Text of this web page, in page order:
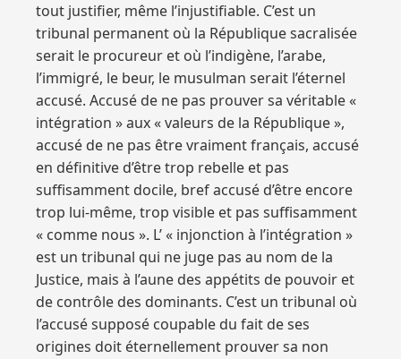
tout justifier, même l’injustifiable. C’est un
tribunal permanent où la République sacralisée
serait le procureur et où l’indigène, l’arabe,
l’immigré, le beur, le musulman serait l’éternel
accusé. Accusé de ne pas prouver sa véritable «
intégration » aux « valeurs de la République »,
accusé de ne pas être vraiment français, accusé
en définitive d’être trop rebelle et pas
suffisamment docile, bref accusé d’être encore
trop lui-même, trop visible et pas suffisamment
« comme nous ». L’ « injonction à l’intégration »
est un tribunal qui ne juge pas au nom de la
Justice, mais à l’aune des appétits de pouvoir et
de contrôle des dominants. C’est un tribunal où
l’accusé supposé coupable du fait de ses
origines doit éternellement prouver sa non